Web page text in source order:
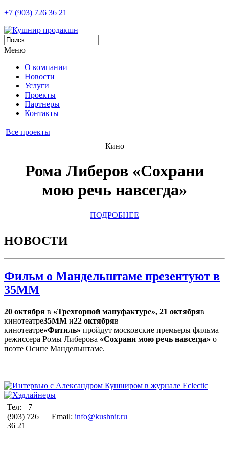
+7 (903) 726 36 21
Меню
О компании
Новости
Услуги
Проекты
Партнеры
Контакты
Все проекты
Кино
Рома Либеров «Сохрани
мою речь навсегда»
ПОДРОБНЕЕ
НОВОСТИ
Фильм о Мандельштаме презентуют в
35ММ
20 октября в «Трехгорной мануфактуре», 21 октябряв
кинотеатре35ММ и22 октябряв
кинотеатре«Фитиль» пройдут московские премьеры фильма
режиссера Ромы Либерова «Сохрани мою речь навсегда» о
поэте Осипе Мандельштаме.
Тел: +7
(903) 726
36 21
Email: info@kushnir.ru